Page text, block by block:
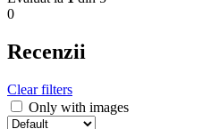
0
Recenzii
Clear filters
Only with images